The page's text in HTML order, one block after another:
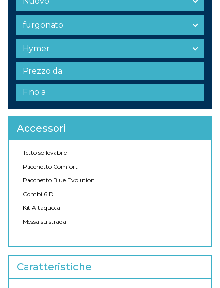
Accessori
Tetto sollevabile
Pacchetto Comfort
Pacchetto Blue Evolution
Combi 6 D
Kit Altaquota
Messa su strada
Caratteristiche